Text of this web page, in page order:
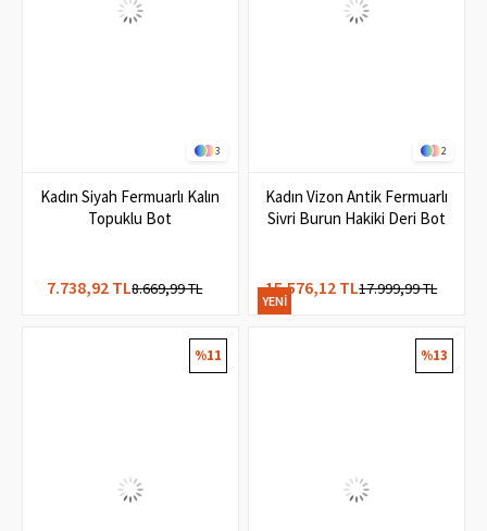
3
Kadın Siyah Fermuarlı Kalın
Topuklu Bot
7.738,92 TL8.669,99 TL
2
Kadın Vizon Antik Fermuarlı
Sivri Burun Hakiki Deri Bot
15.576,12 TL17.999,99 TL
YENI
%11 %13